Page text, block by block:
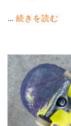
... 続きを読む